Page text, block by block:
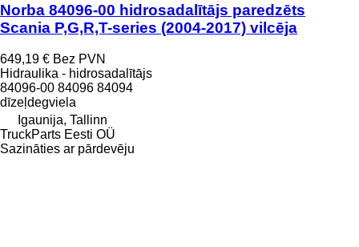
Norba 84096-00 hidrosadalītājs paredzēts
Scania P,G,R,T-series (2004-2017) vilcēja
649,19 € Bez PVN
Hidraulika - hidrosadalītājs
84096-00 84096 84094
dīzeļdegviela
Igaunija, Tallinn
TruckParts Eesti OÜ
Sazināties ar pārdevēju